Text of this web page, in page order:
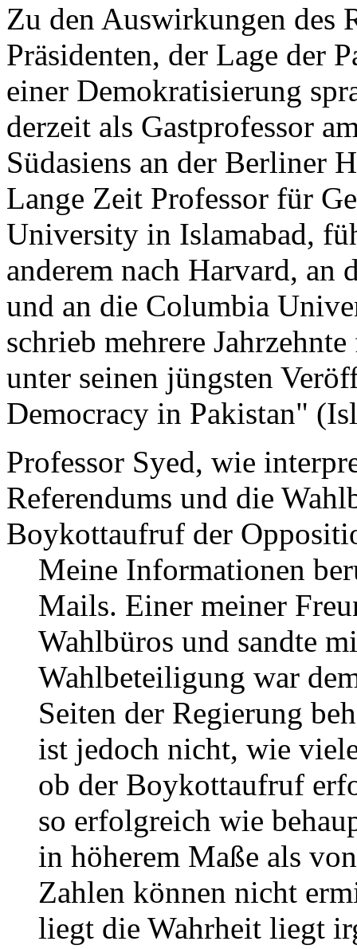
Zu den Auswirkungen des
Präsidenten, der Lage der
einer Demokratisierung
derzeit als Gastprofessor
Südasiens an der Berliner
Lange Zeit Professor für
University in Islamabad,
anderem nach Harvard,
und an die Columbia
schrieb mehrere
unter seinen jüngsten
Democracy in Pakistan"
Professor Syed, wie
Referendums und die
Boykottaufruf der
Meine Informationen
Mails. Einer meiner
Wahlbüros und sandte
Wahlbeteiligung war
Seiten der Regierung
ist jedoch nicht, wie
ob der Boykottaufruf
so erfolgreich wie
in höherem Maße als
Zahlen können nicht
liegt die Wahrheit liegt